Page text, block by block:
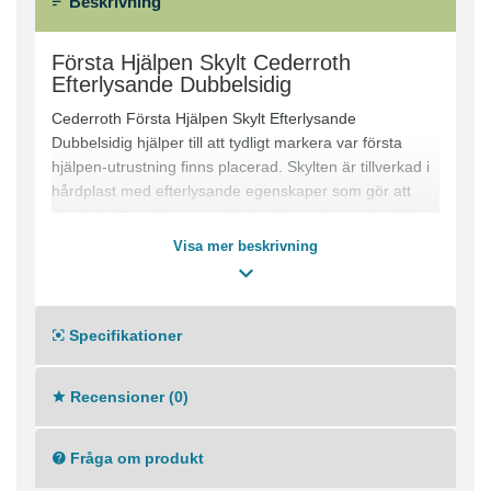
Första Hjälpen Skylt Cederroth
Efterlysande Dubbelsidig
Cederroth Första Hjälpen Skylt Efterlysande
Dubbelsidig hjälper till att tydligt markera var första
hjälpen-utrustning finns placerad. Skylten är tillverkad i
hårdplast med efterlysande egenskaper som gör att
från dagsljus eller annan ljuskälla. Den dubbelsidiga
synlighet i arbetsmiljöer och offentliga lokaler.
Produkten är CE-märkt.
● Dubbelsidig design för ökad synlighet
● Kan monteras som flaggskylt eller takskylt
● Tydlig vägledning till första hjälpen-utrustning
Visa mer beskrivning
Specifikationer
Recensioner (0)
Fråga om produkt